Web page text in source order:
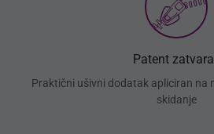
Patent
Praktični ušivni dodatak apliciran na
skidanje